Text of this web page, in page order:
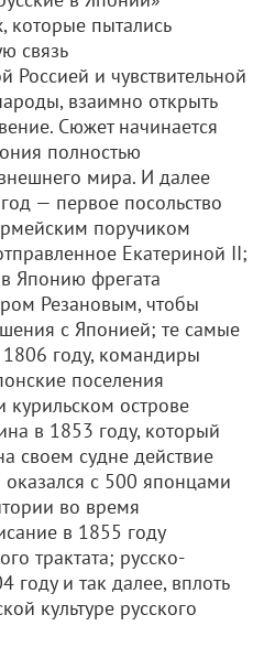
которые пытались
связь
и чувствительной
взаимно открыть
Сюжет начинается
полностью
мира. И далее
— первое посольство
поручиком
Екатериной II;
Японию фрегата
Резановым, чтобы
с Японией; те самые
году, командиры
поселения
острове
в 1853 году, который
своем судне действие
оказался с 500 японцами
во время
в 1855 году
трактата; русско-
году и так далее, вплоть
культуре русского